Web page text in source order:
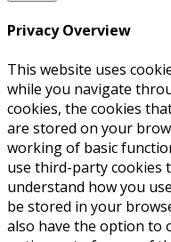
Privacy Overview
This website uses
while you navigate
cookies, the cookies
are stored on your
working of basic
use third-party cookies
understand how you
be stored in your
also have the option to